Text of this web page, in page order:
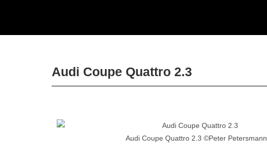
Audi Coupe Quattro 2.3
Audi Coupe Quattro 2.3 ©Peter Petersmann